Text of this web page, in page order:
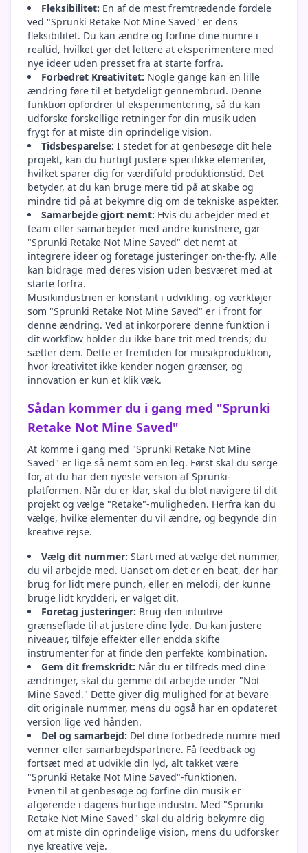
Fleksibilitet: En af de mest fremtrædende fordele
ved "Sprunki Retake Not Mine Saved" er dens
fleksibilitet. Du kan ændre og forfine dine numre i
realtid, hvilket gør det lettere at eksperimentere med
nye ideer uden presset fra at starte forfra.
Forbedret Kreativitet: Nogle gange kan en lille
ændring føre til et betydeligt gennembrud. Denne
funktion opfordrer til eksperimentering, så du kan
udforske forskellige retninger for din musik uden
frygt for at miste din oprindelige vision.
Tidsbesparelse: I stedet for at genbesøge dit hele
projekt, kan du hurtigt justere specifikke elementer,
hvilket sparer dig for værdifuld produktionstid. Det
betyder, at du kan bruge mere tid på at skabe og
mindre tid på at bekymre dig om de tekniske aspekter.
Samarbejde gjort nemt: Hvis du arbejder med et
team eller samarbejder med andre kunstnere, gør
"Sprunki Retake Not Mine Saved" det nemt at
integrere ideer og foretage justeringer on-the-fly. Alle
kan bidrage med deres vision uden besværet med at
starte forfra.
Musikindustrien er konstant i udvikling, og værktøjer
som "Sprunki Retake Not Mine Saved" er i front for
denne ændring. Ved at inkorporere denne funktion i
dit workflow holder du ikke bare trit med trends; du
sætter dem. Dette er fremtiden for musikproduktion,
hvor kreativitet ikke kender nogen grænser, og
innovation er kun et klik væk.
Sådan kommer du i gang med "Sprunki
Retake Not Mine Saved"
At komme i gang med "Sprunki Retake Not Mine
Saved" er lige så nemt som en leg. Først skal du sørge
for, at du har den nyeste version af Sprunki-
platformen. Når du er klar, skal du blot navigere til dit
projekt og vælge "Retake"-muligheden. Herfra kan du
vælge, hvilke elementer du vil ændre, og begynde din
kreative rejse.
Vælg dit nummer: Start med at vælge det nummer,
du vil arbejde med. Uanset om det er en beat, der har
brug for lidt mere punch, eller en melodi, der kunne
bruge lidt krydderi, er valget dit.
Foretag justeringer: Brug den intuitive
grænseflade til at justere dine lyde. Du kan justere
niveauer, tilføje effekter eller endda skifte
instrumenter for at finde den perfekte kombination.
Gem dit fremskridt: Når du er tilfreds med dine
ændringer, skal du gemme dit arbejde under "Not
Mine Saved." Dette giver dig mulighed for at bevare
dit originale nummer, mens du også har en opdateret
version lige ved hånden.
Del og samarbejd: Del dine forbedrede numre med
venner eller samarbejdspartnere. Få feedback og
fortsæt med at udvikle din lyd, alt takket være
"Sprunki Retake Not Mine Saved"-funktionen.
Evnen til at genbesøge og forfine din musik er
afgørende i dagens hurtige industri. Med "Sprunki
Retake Not Mine Saved" skal du aldrig bekymre dig
om at miste din oprindelige vision, mens du udforsker
nye kreative veje.